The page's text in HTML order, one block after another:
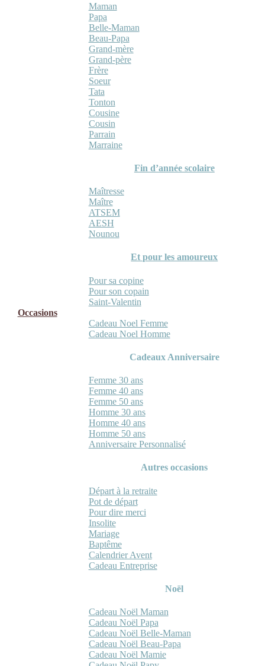
Maman
Papa
Belle-Maman
Beau-Papa
Grand-mère
Grand-père
Frère
Soeur
Tata
Tonton
Cousine
Cousin
Parrain
Marraine
Fin d’année scolaire
Maîtresse
Maître
ATSEM
AESH
Nounou
Et pour les amoureux
Pour sa copine
Pour son copain
Saint-Valentin
Occasions
Cadeau Noel Femme
Cadeau Noel Homme
Cadeaux Anniversaire
Femme 30 ans
Femme 40 ans
Femme 50 ans
Homme 30 ans
Homme 40 ans
Homme 50 ans
Anniversaire Personnalisé
Autres occasions
Départ à la retraite
Pot de départ
Pour dire merci
Insolite
Mariage
Baptême
Calendrier Avent
Cadeau Entreprise
Noël
Cadeau Noël Maman
Cadeau Noël Papa
Cadeau Noël Belle-Maman
Cadeau Noël Beau-Papa
Cadeau Noël Mamie